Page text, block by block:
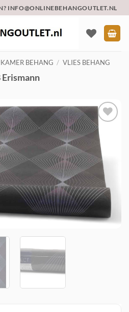
INFO@ONLINEBEHANGOUTLET.NL
BEHANG / VLIES BEHANG
Toevoegen
aan
verlanglijst